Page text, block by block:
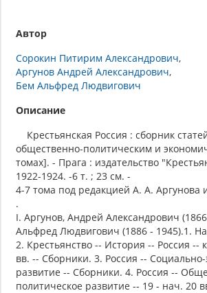
Автор
Сорокин Питирим Александрович
Аргунов Андрей Александрович
Бем Альфред Людвигович
Описание
Крестьянская Россия : сборник
общественно-политическим и
томах]. - Прага : издательство
1922-1924. -6 т. ; 23 см. -
4-7 тома под редакцией А. А. Аргунова
.
I. Аргунов, Андрей Александрович
Альфред Людвигович (1886 - 1945).1.
2. Крестьянство -- История -- Россия --
вв. -- Сборники. 3. Россия --
развитие -- Сборники. 4. Россия --
политическое развитие -- 19 - нач. 20